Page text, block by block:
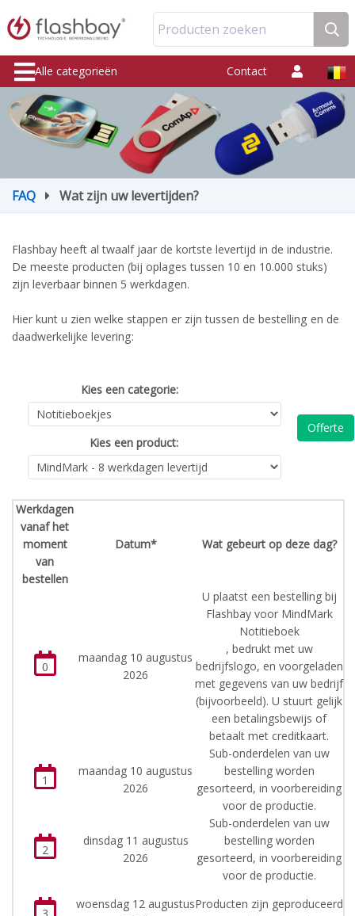
Producten zoeken
Alle categorieën Contact
FAQ Wat zijn uw levertijden?
Flashbay heeft al twaalf jaar de kortste levertijd in de industrie.
De meeste producten (bij oplages tussen 10 en 10.000 stuks)
zijn leverbaar binnen 5 werkdagen.
Hier kunt u zien welke stappen er zijn tussen de bestelling en de
daadwerkelijke levering:
Kies een categorie:
Kies een product:
Offerte
Werkdagen
vanaf het
moment
van
bestellen
Datum* Wat gebeurt op deze dag?
0
maandag 10 augustus
2026
U plaatst een bestelling bij
Flashbay voor MindMark
Notitieboek
, bedrukt met uw
bedrijfslogo, en voorgeladen
met gegevens van uw bedrijf
(bijvoorbeeld). U stuurt gelijk
een betalingsbewijs of
betaalt met creditkaart.
1
maandag 10 augustus
2026
Sub-onderdelen van uw
bestelling worden
gesorteerd, in voorbereiding
voor de productie.
2
dinsdag 11 augustus
2026
Sub-onderdelen van uw
bestelling worden
gesorteerd, in voorbereiding
voor de productie.
woensdag 12 augustusProducten zijn geproduceerd